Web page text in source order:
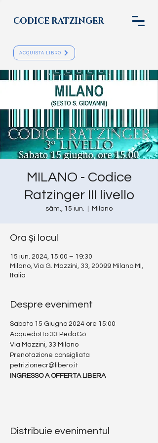
CODICE RATZINGER
ACQUISTA LIBRO
MILANO - Codice
Ratzinger III livello
sâm., 15 iun. Milano
Ora și locul
15 iun. 2024, 15:00 – 19:30
Milano, Via G. Mazzini, 33, 20099 Milano MI,
Italia
Despre eveniment
Sabato 15 Giugno 2024 ore 15:00
Acquedotto 33 PedaGò
Via Mazzini, 33 Milano
Prenotazione consigliata
petrizionecr@libero.it
INGRESSO A OFFERTA LIBERA
Distribuie evenimentul